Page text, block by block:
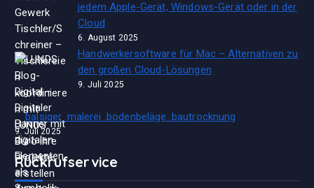
jedem Apple-Gerät, Windows-Gerät oder in der
Cloud
6. August 2025
Handwerkersoftware für Mac – Alternativen zu
den großen Cloud-Lösungen
9. Juli 2025
balsiger .malerei .bodenbeläge .bautrocknung
9. Juli 2025
Rückrufservice